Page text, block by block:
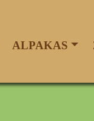
ALPAKAS